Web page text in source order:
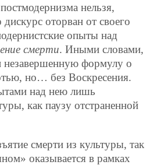
нельзя,
оторван от своего
опыты над
смерти. Иными словами,
незавершенную формулу о
но… без Воскресения.
над нею лишь
как паузу отстраненной
смерти из культуры, так
оказывается в рамках